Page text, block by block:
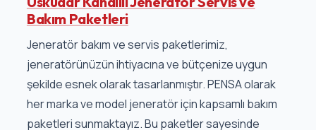
Bakım Paketleri
Jeneratör bakım ve servis paketlerimiz,
jeneratörünüzün ihtiyacına ve bütçenize uygun
şekilde esnek olarak tasarlanmıştır. PENSA olarak
her marka ve model jeneratör için kapsamlı bakım
paketleri sunmaktayız. Bu paketler sayesinde